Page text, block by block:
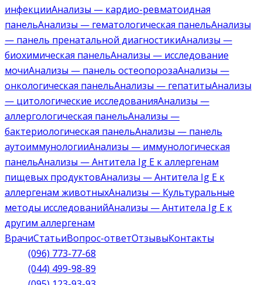
инфекцииАнализы — кардио-ревматоидная
панельАнализы — гематологическая панельАнализы
— панель пренатальной диагностикиАнализы —
биохимическая панельАнализы — исследование
мочиАнализы — панель остеопорозаАнализы —
онкологическая панельАнализы — гепатитыАнализы
— цитологические исследованияАнализы —
аллергологическая панельАнализы —
бактериологическая панельАнализы — панель
аутоиммунологииАнализы — иммунологическая
панельАнализы — Антитела Ig E к аллергенам
пищевых продуктовАнализы — Антитела Ig E к
аллергенам животныхАнализы — Культуральные
методы исследованийАнализы — Антитела Ig E к
другим аллергенам
ВрачиСтатьиВопрос-ответОтзывыКонтакты
(096) 773-77-68
(044) 499-98-89